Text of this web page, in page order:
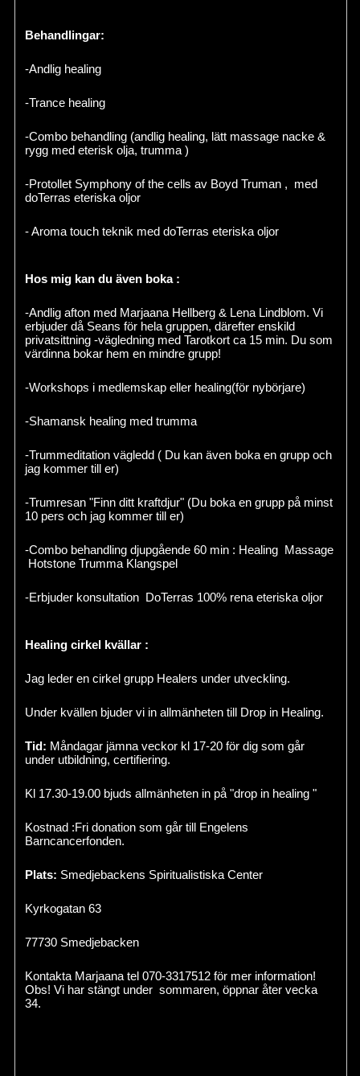
Behandlingar:
-Andlig healing
-Trance healing
-Combo behandling (andlig healing, lätt massage nacke &
rygg med eterisk olja, trumma )
-Protollet Symphony of the cells av Boyd Truman , med
doTerras eteriska oljor
- Aroma touch teknik med doTerras eteriska oljor
Hos mig kan du även boka :
-Andlig afton med Marjaana Hellberg & Lena Lindblom. Vi
erbjuder då Seans för hela gruppen, därefter enskild
privatsittning -vägledning med Tarotkort ca 15 min. Du som
värdinna bokar hem en mindre grupp!
-Workshops i medlemskap eller healing(för nybörjare)
-Shamansk healing med trumma
-Trummeditation vägledd ( Du kan även boka en grupp och
jag kommer till er)
-Trumresan "Finn ditt kraftdjur" (Du boka en grupp på minst
10 pers och jag kommer till er)
-Combo behandling djupgående 60 min : Healing Massage
Hotstone Trumma Klangspel
-Erbjuder konsultation DoTerras 100% rena eteriska oljor
Healing cirkel kvällar :
Jag leder en cirkel grupp Healers under utveckling.
Under kvällen bjuder vi in allmänheten till Drop in Healing.
Tid: Måndagar jämna veckor kl 17-20 för dig som går
under utbildning, certifiering.
Kl 17.30-19.00 bjuds allmänheten in på "drop in healing "
Kostnad :Fri donation som går till Engelens
Barncancerfonden.
Plats: Smedjebackens Spiritualistiska Center
Kyrkogatan 63
77730 Smedjebacken
Kontakta Marjaana tel 070-3317512 för mer information!
Obs! Vi har stängt under sommaren, öppnar åter vecka
34.